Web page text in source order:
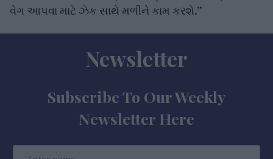
વેગ આપવા માટે ઝેક સાથે મળીને કામ કરશે.”
Newsletter
Subscribe To Our Weekly
Newsletter Here